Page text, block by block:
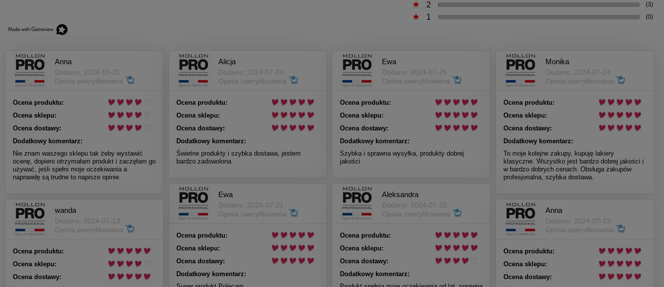
2 (3)
1 (0)
Anna
Dodano: 2024-10-25
Opinia zweryfikowana
Ocena produktu:
Ocena sklepu:
Ocena dostawy:
Dodatkowy komentarz:
Nie znam waszego sklepu tak żeby wystawić
ocenę, dopiero otrzymałam produkt i zaczęłam go
używać, jeśli spełni moje oczekiwania a
naprawdę są trudne to napisze opinie.
Alicja
Dodano: 2024-07-29
Opinia zweryfikowana
Ocena produktu:
Ocena sklepu:
Ocena dostawy:
Dodatkowy komentarz:
Świetne produkty i szybka dostawa, jestem
bardzo zadowolona.
Ewa
Dodano: 2024-07-26
Opinia zweryfikowana
Ocena produktu:
Ocena sklepu:
Ocena dostawy:
Dodatkowy komentarz:
Szybka i sprawna wysyłka, produkty dobrej
jakości
Monika
Dodano: 2024-07-24
Opinia zweryfikowana
Ocena produktu:
Ocena sklepu:
Ocena dostawy:
Dodatkowy komentarz:
To moje kolejne zakupy, kupuję lakiery
klasyczne. Wszystko jest bardzo dobrej jakości i
w bardzo dobrych cenach. Obsługa zakupów
profesjonalna, szybka dostawa.
Ewa
Dodano: 2024-07-21
Opinia zweryfikowana
Ocena produktu:
Ocena sklepu:
Ocena dostawy:
Dodatkowy komentarz:
Aleksandra
Dodano: 2024-07-20
Opinia zweryfikowana
Ocena produktu:
Ocena sklepu:
Ocena dostawy:
Dodatkowy komentarz:
wanda
Dodano: 2024-07-13
Opinia zweryfikowana
Ocena produktu:
Ocena sklepu:
Ocena dostawy:
Anna
Dodano: 2024-07-13
Opinia zweryfikowana
Ocena produktu:
Ocena sklepu:
Ocena dostawy: